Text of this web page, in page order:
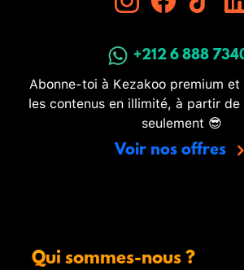
+212 6 888
Abonne-toi à Kezakoo premium
les contenus en illimité, à partir de
seulement 😎
Voir nos offres
Qui sommes-nous ?